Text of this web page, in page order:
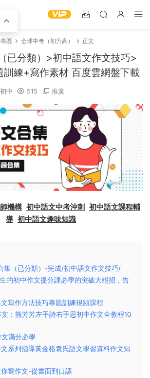
區 全球中考（初升高） 正文
已分類）>初中語文作文技巧>
訓練+寫作素材 百度雲網盤下載
初中 515 推廣
機構 初中語文中考沖刺 初中語文課程輔
導 初中語文趣味知識
（已分類）-完成/初中語文作文技巧/
的初中作文提分課必學的突破大絕招，告
寫作方法技巧專題訓練視頻課程
：熊芳芳左手詩‭右‬‬手思初中作文全教程10
滿分必學
系列指導黃金格袁氏語文學習資料作文知
寫作文-從書面到口語